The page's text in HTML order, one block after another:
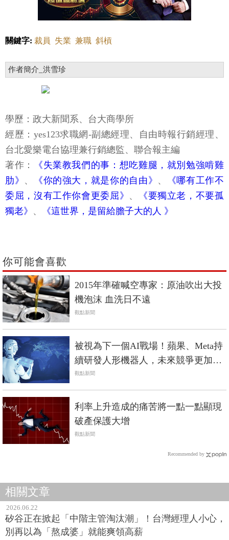
關鍵字: 裁員 失業 兼職 斜槓
作者簡介_洪雪珍
學歷：政大新聞系、台大商學所
經歷：yes123求職網-副總經理、自由時報行銷經理、
台北愛樂電台協理兼行銷總監、聯合報主編
著作：
《失業教我們的事：想吃雞腿，就別勉強啃雞
肋》 、 《你的強大，就是你的自由》 、
《哪有工作不
委屈，沒有工作你會更委屈》 、
《要獨立老，不要孤
獨老》 、 《這世界，是留給膽子大的人 》
你可能會喜歡
2015年準確喊空專家：原油吹出大投
機泡沫 血洗日不遠
觀點新聞
被視為下一個AI戰場！蘋果、Meta持
續研發人形機器人，未來競爭更加劇
烈
觀點新聞
利率上升造成的痛苦將一點一點顯現
破產保護大增
觀點新聞
Recommended by
相關文章
2026.06.22
矽谷正在掀起「中階主管淘汰潮」！台灣經理人小心，
別再以為「熬成婆」就能爽領高薪